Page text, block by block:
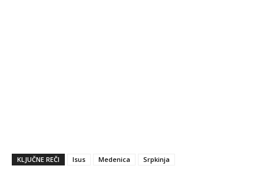
KLJUČNE REČI Isus Medenica Srpkinja